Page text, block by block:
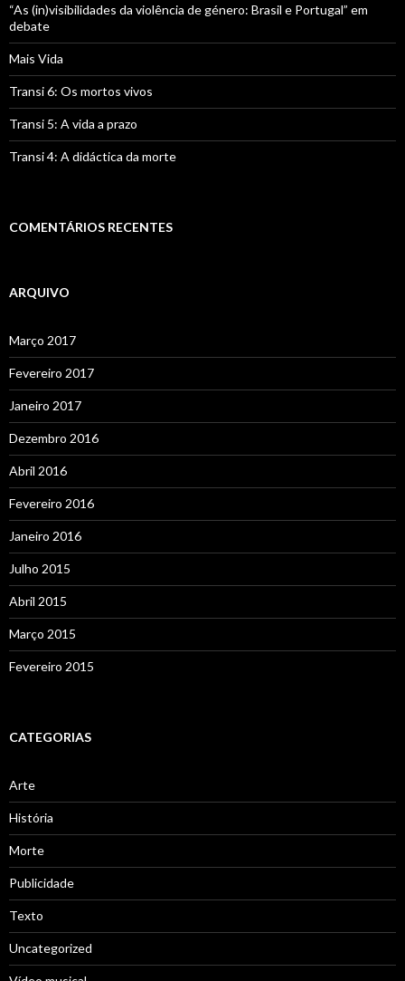
“As (in)visibilidades da violência de género: Brasil e Portugal” em
debate
Mais Vida
Transi 6: Os mortos vivos
Transi 5: A vida a prazo
Transi 4: A didáctica da morte
COMENTÁRIOS RECENTES
ARQUIVO
Março 2017
Fevereiro 2017
Janeiro 2017
Dezembro 2016
Abril 2016
Fevereiro 2016
Janeiro 2016
Julho 2015
Abril 2015
Março 2015
Fevereiro 2015
CATEGORIAS
Arte
História
Morte
Publicidade
Texto
Uncategorized